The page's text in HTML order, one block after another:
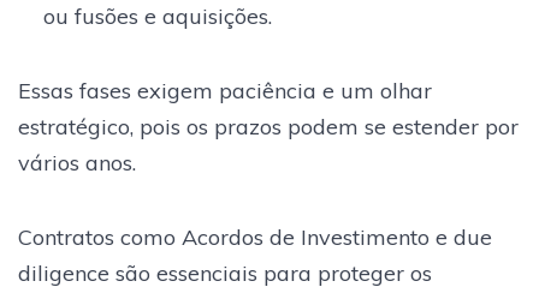
ou fusões e aquisições.
Essas fases exigem paciência e um olhar
estratégico, pois os prazos podem se estender por
vários anos.
Contratos como Acordos de Investimento e due
diligence são essenciais para proteger os